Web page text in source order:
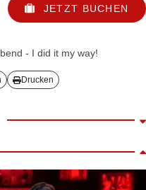
JETZT BUCHEN
- I did it my way!
Drucken
Kat. A